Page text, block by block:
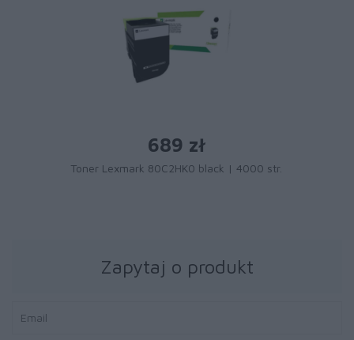
689 zł
Toner Lexmark 80C2HK0 black | 4000 str.
Zapytaj o produkt